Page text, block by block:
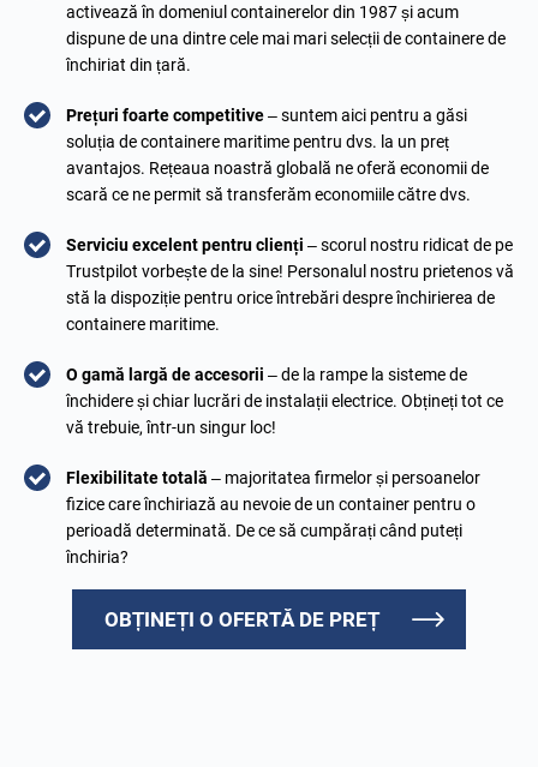
activează în domeniul containerelor din 1987 și acum
dispune de una dintre cele mai mari selecții de containere de
închiriat din țară.
Prețuri foarte competitive– suntem aici pentru a găsi
soluția de containere maritime pentru dvs. la un preț
avantajos. Rețeaua noastră globală ne oferă economii de
scară ce ne permit să transferăm economiile către dvs.
Serviciu excelent pentru clienți – scorul nostru ridicat de pe
Trustpilot vorbește de la sine! Personalul nostru prietenos vă
stă la dispoziție pentru orice întrebări despre închirierea de
containere maritime.
O gamă largă de accesorii – de la rampe la sisteme de
închidere și chiar lucrări de instalații electrice. Obțineți tot ce
vă trebuie, într-un singur loc!
Flexibilitate totală – majoritatea firmelor și persoanelor
fizice care închiriază au nevoie de un container pentru o
perioadă determinată. De ce să cumpărați când puteți
închiria?
OBȚINEȚI O OFERTĂ DE PREȚ